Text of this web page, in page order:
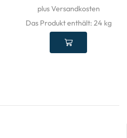
plus Versandkosten
Das Produkt enthält: 24 kg